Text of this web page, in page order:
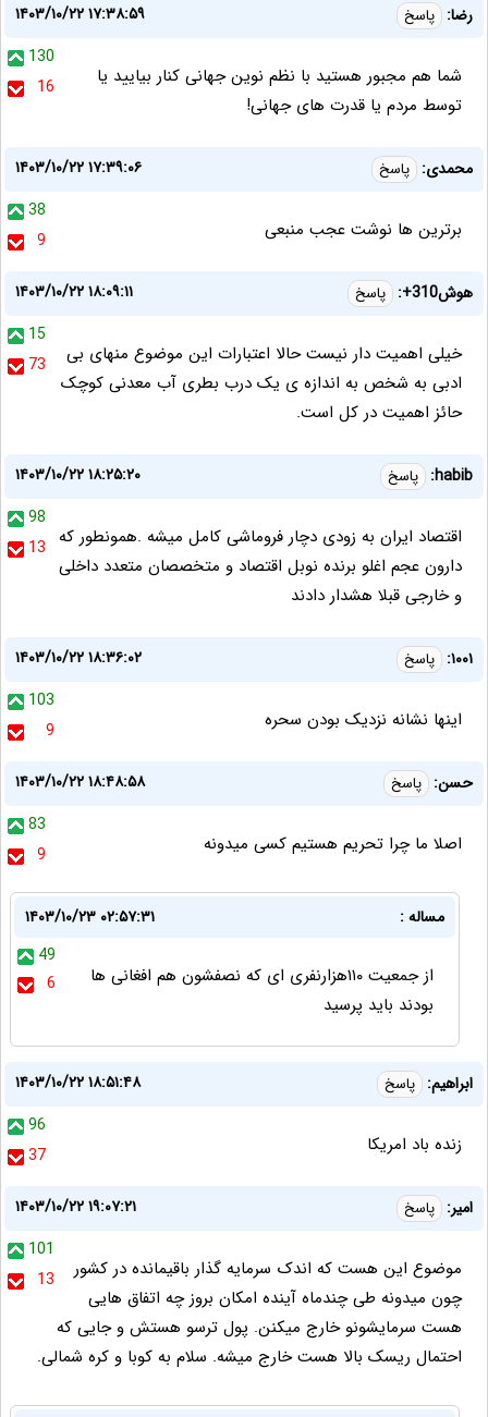
رضا: پاسخ
۱۴۰۳/۱۰/۲۲ ۱۷:۳۸:۵۹
130
16
شما هم مجبور هستید با نظم نوین جهانی کنار بیایید یا
توسط مردم یا قدرت های جهانی!
محمدی: پاسخ
۱۴۰۳/۱۰/۲۲ ۱۷:۳۹:۰۶
38
9
برترین ها نوشت عجب منبعی
هوش310+: پاسخ
۱۴۰۳/۱۰/۲۲ ۱۸:۰۹:۱۱
15
73
خیلی اهمیت دار نیست حالا اعتبارات این موضوع منهای بی
ادبی به شخص به اندازه ی یک درب بطری آب معدنی کوچک
حائز اهمیت در کل است.
habib: پاسخ
۱۴۰۳/۱۰/۲۲ ۱۸:۲۵:۲۰
98
13 اقتصاد ایران به زودی دچار فروماشی کامل میشه .همونطور که
دارون عجم اغلو برنده نوبل اقتصاد و متخصصان متعدد داخلی
و خارجی قبلا هشدار دادند
۱۰۰۱: پاسخ
۱۴۰۳/۱۰/۲۲ ۱۸:۳۶:۰۲
103
9
اینها نشانه نزدیک بودن سحره
حسن: پاسخ
۱۴۰۳/۱۰/۲۲ ۱۸:۴۸:۵۸
83
9
اصلا ما چرا تحریم هستیم کسی میدونه
مساله :
۱۴۰۳/۱۰/۲۳ ۰۲:۵۷:۳۱
49
6
از جمعیت ۱۱۰هزارنفری ای که نصفشون هم افغانی ها
بودند باید پرسید
ابراهیم: پاسخ
۱۴۰۳/۱۰/۲۲ ۱۸:۵۱:۴۸
96
37
زنده باد امریکا
امیر: پاسخ
۱۴۰۳/۱۰/۲۲ ۱۹:۰۷:۲۱
101
13
موضوع این هست که اندک سرمایه گذار باقیمانده در کشور
چون میدونه طی چندماه آینده امکان بروز چه اتفاق هایی
هست سرمایشونو خارج میکنن. پول ترسو هستش و جایی که
احتمال ریسک بالا هست خارج میشه. سلام به کوبا و کره شمالی.